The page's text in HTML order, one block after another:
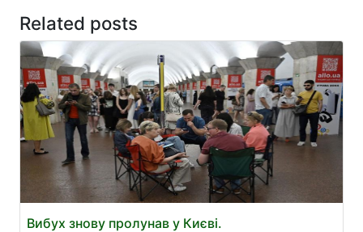
Related posts
Вибух знову пролунав у Києві.